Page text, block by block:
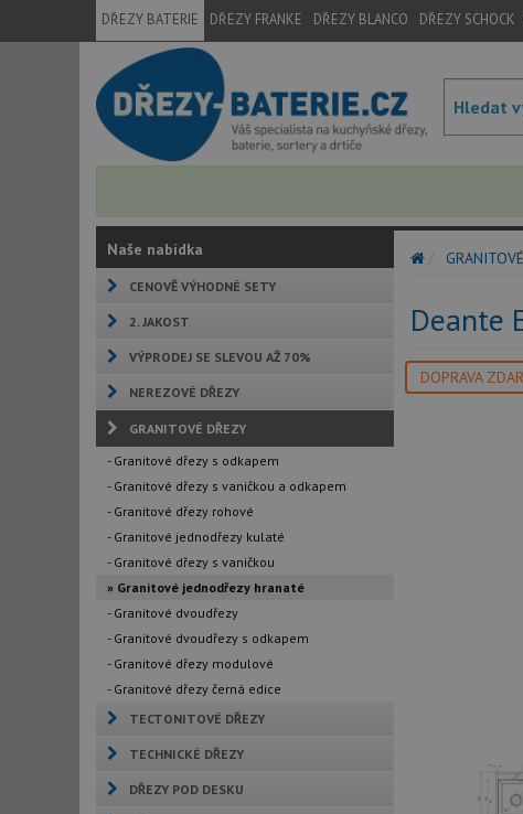
DŘEZY BATERIE DŘEZY FRANKE DŘEZY BLANCO DŘEZY SCHOCK
Naše nabídka
CENOVĚ VÝHODNÉ SETY
2. JAKOST
VÝPRODEJ SE SLEVOU AŽ 70%
NEREZOVÉ DŘEZY
GRANITOVÉ DŘEZY
- Granitové dřezy s odkapem
- Granitové dřezy s vaničkou a odkapem
- Granitové dřezy rohové
- Granitové jednodřezy kulaté
- Granitové dřezy s vaničkou
» Granitové jednodřezy hranaté
- Granitové dvoudřezy
- Granitové dvoudřezy s odkapem
- Granitové dřezy modulové
- Granitové dřezy černá edice
TECTONITOVÉ DŘEZY
TECHNICKÉ DŘEZY
DŘEZY POD DESKU
Deante
DOPRAVA